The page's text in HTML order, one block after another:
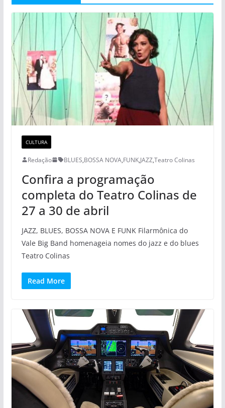
CULTURA
Redação BLUES,BOSSA NOVA,FUNK,JAZZ,Teatro Colinas
Confira a programação
completa do Teatro Colinas de
27 a 30 de abril
JAZZ, BLUES, BOSSA NOVA E FUNK Filarmônica do
Vale Big Band homenageia nomes do jazz e do blues
Teatro Colinas
Read More